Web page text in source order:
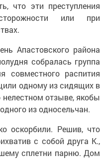
что эти преступления
или при
Апастовского района
собралась группа
совместного распития
одному из сидящих в
нелестном отзыве, якобы
из односельчан.
оскорбили. Решив, что
с собой друга К.,
сплетни парню. Дом